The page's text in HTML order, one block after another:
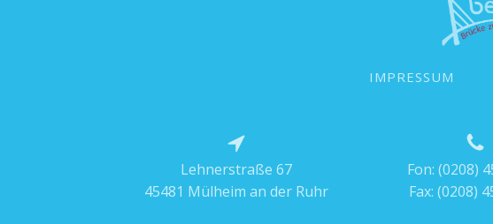
IMPRESSUM
Lehnerstraße 67
45481 Mülheim an der Ruhr
Fon: (0208)
Fax: (0208)